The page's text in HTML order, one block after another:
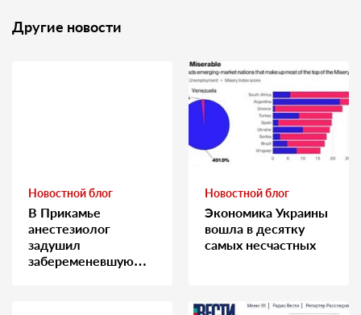
Другие новости
Новостной блог
В Прикамье
анестезиолог
задушил
забеременевшую
Новостной блог
Экономика Украины
вошла в десятку
самых несчастных